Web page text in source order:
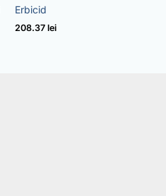
Evaluat la
4.73
din 5
Erbicid
208.37 lei